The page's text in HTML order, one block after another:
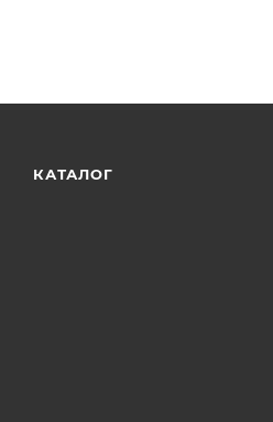
КАТАЛОГ